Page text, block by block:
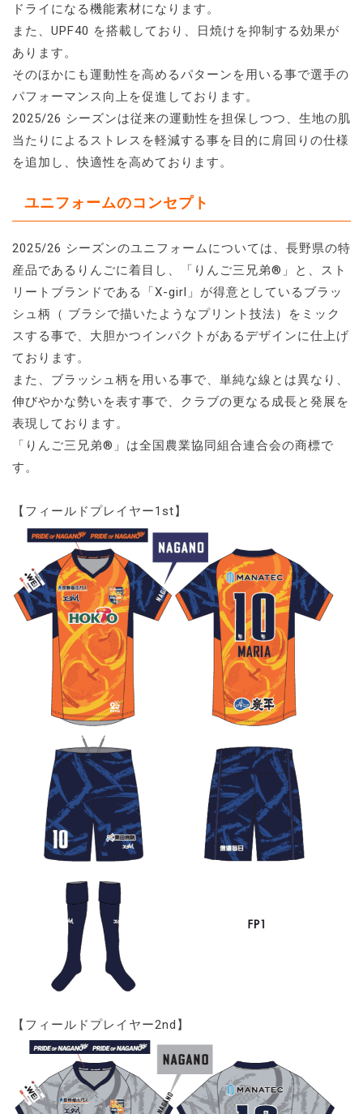
ドライになる機能素材になります。
また、UPF40 を搭載しており、日焼けを抑制する効果が
あります。
そのほかにも運動性を高めるパターンを用いる事で選手の
パフォーマンス向上を促進しております。
2025/26 シーズンは従来の運動性を担保しつつ、生地の肌
当たりによるストレスを軽減する事を目的に肩回りの仕様
を追加し、快適性を高めております。
ユニフォームのコンセプト
2025/26 シーズンのユニフォームについては、長野県の特
産品であるりんごに着目し、「りんご三兄弟®」と、スト
リートブランドである「X-girl」が得意としているブラッ
シュ柄（ ブラシで描いたようなプリント技法）をミック
スする事で、大胆かつインパクトがあるデザインに仕上げ
ております。
また、ブラッシュ柄を用いる事で、単純な線とは異なり、
伸びやかな勢いを表す事で、クラブの更なる成長と発展を
表現しております。
「りんご三兄弟®」は全国農業協同組合連合会の商標で
す。
【フィールドプレイヤー1st】
【フィールドプレイヤー2nd】